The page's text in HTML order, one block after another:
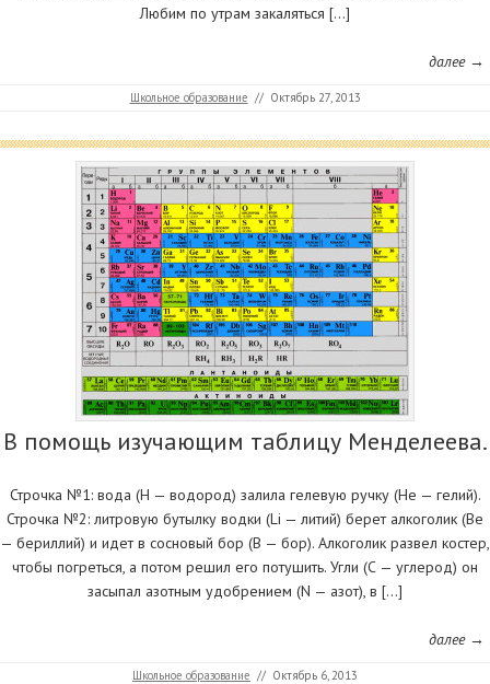
Любим по утрам закаляться […]
далее →
Школьное образование // Октябрь 27, 2013
В помощь изучающим таблицу Менделеева.
Строчка №1: вода (Н — водород) залила гелевую ручку (Не — гелий).
Строчка №2: литровую бутылку водки (Li — литий) берет алкоголик (Be
— бериллий) и идет в сосновый бор (B — бор). Алкоголик развел костер,
чтобы погреться, а потом решил его потушить. Угли (С — углерод) он
засыпал азотным удобрением (N — азот), в […]
далее →
Школьное образование // Октябрь 6, 2013